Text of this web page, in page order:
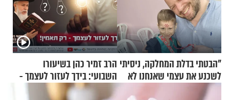
"הבטתי בדלת המחלקה, ניסיתי
לשכנע את עצמי שאנחנו לא
שייכים לשם"
הרב זמיר כהן בשיעורו
השבועי: בידך לעזור לעצמך -
רק תאמין